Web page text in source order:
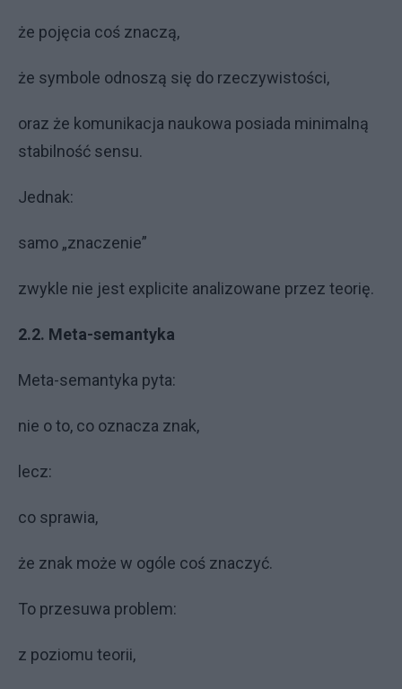
że pojęcia coś znaczą,
że symbole odnoszą się do rzeczywistości,
oraz że komunikacja naukowa posiada minimalną
stabilność sensu.
Jednak:
samo „znaczenie”
zwykle nie jest explicite analizowane przez teorię.
2.2. Meta-semantyka
Meta-semantyka pyta:
nie o to, co oznacza znak,
lecz:
co sprawia,
że znak może w ogóle coś znaczyć.
To przesuwa problem:
z poziomu teorii,